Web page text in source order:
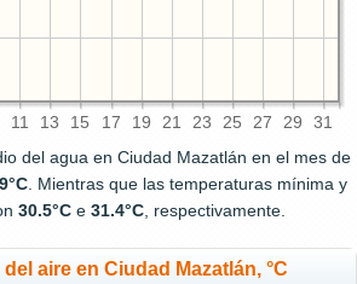
11 13 15 17 19 21 23 25 27 29 31
del agua en Ciudad Mazatlán en el mes de
. Mientras que las temperaturas mínima y
30.5°C e 31.4°C , respectivamente.
aire en Ciudad Mazatlán, °C